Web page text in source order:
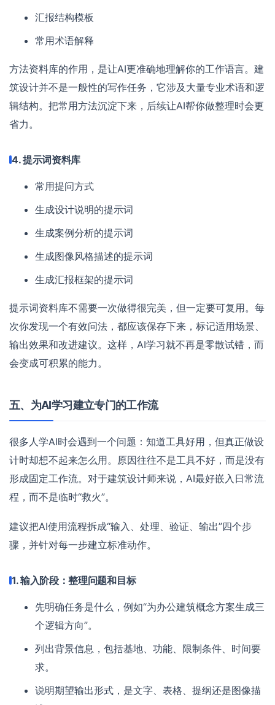
汇报结构模板
常用术语解释
方法资料库的作用，是让AI更准确地理解你的工作语言。建
筑设计并不是一般性的写作任务，它涉及大量专业术语和逻
辑结构。把常用方法沉淀下来，后续让AI帮你做整理时会更
省力。
4. 提示词资料库
常用提问方式
生成设计说明的提示词
生成案例分析的提示词
生成图像风格描述的提示词
生成汇报框架的提示词
提示词资料库不需要一次做得很完美，但一定要可复用。每
次你发现一个有效问法，都应该保存下来，标记适用场景、
输出效果和改进建议。这样，AI学习就不再是零散试错，而
会变成可积累的能力。
五、为AI学习建立专门的工作流
很多人学AI时会遇到一个问题：知道工具好用，但真正做设
计时却想不起来怎么用。原因往往不是工具不好，而是没有
形成固定工作流。对于建筑设计师来说，AI最好嵌入日常流
程，而不是临时“救火”。
建议把AI使用流程拆成“输入、处理、验证、输出”四个步
骤，并针对每一步建立标准动作。
1. 输入阶段：整理问题和目标
先明确任务是什么，例如“为办公建筑概念方案生成三
个逻辑方向”。
列出背景信息，包括基地、功能、限制条件、时间要
求。
说明期望输出形式，是文字、表格、提纲还是图像描